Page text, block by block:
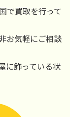
で買取を行って
お気軽にご相談
に飾っている状